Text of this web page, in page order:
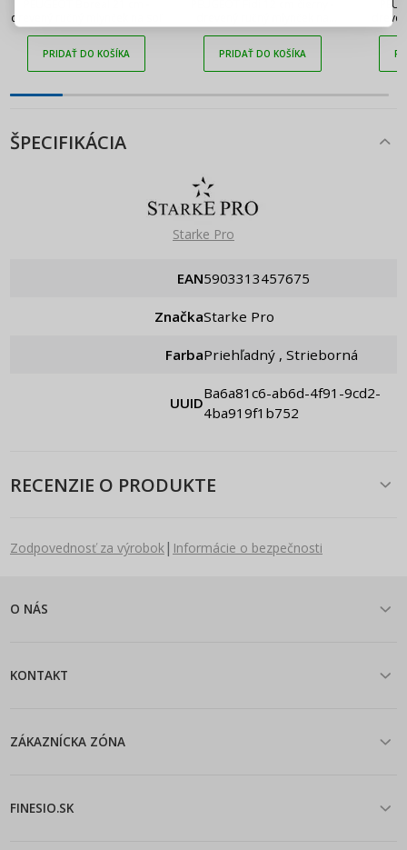
drevený ručný mlynček na soľ
PRIDAŤ DO KOŠÍKA
korenie
PRIDAŤ DO KOŠÍKA
ŠPECIFIKÁCIA
Starke Pro
EAN 5903313457675
Značka Starke Pro
Farba Priehľadný , Strieborná
UUID
ba6a81c6-ab6d-4f91-9cd2-
4ba919f1b752
RECENZIE O PRODUKTE
Zodpovednosť za výrobok| Informácie o bezpečnosti
O NÁS
KONTAKT
ZÁKAZNÍCKA ZÓNA
FINESIO.SK
Pripomenutie hesla